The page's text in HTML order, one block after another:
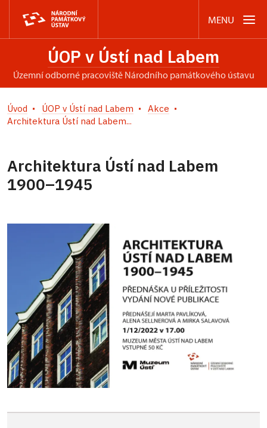
MENU
ÚOP v Ústí nad Labem
územní odborné pracoviště Národního památkového ústavu
Úvod ÚOP v Ústí nad Labem
Akce
Architektura Ústí nad Labem...
Architektura Ústí nad Labem
1900–1945